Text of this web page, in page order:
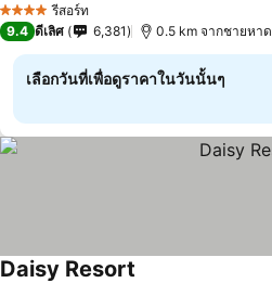
4 ดาว รีสอร์ท
9.4 ดีเลิศ 6,381 0.5 km จากชายหาด
เลือกวันที่เพื่อดูราคาในวันนั้นๆ
Daisy Resort